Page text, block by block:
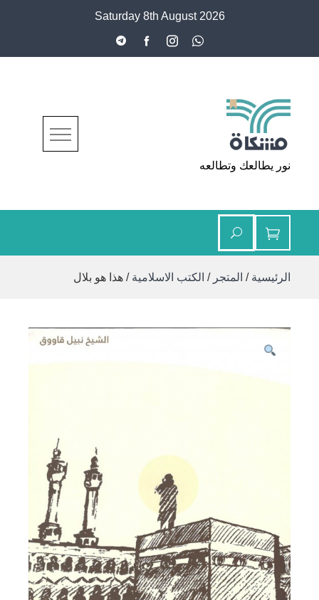
Saturday 8th August 2026
مشكاة
نور يطالعك وتطالعه
الرئيسية / المتجر / الكتب الاسلامية / هذا هو بلال